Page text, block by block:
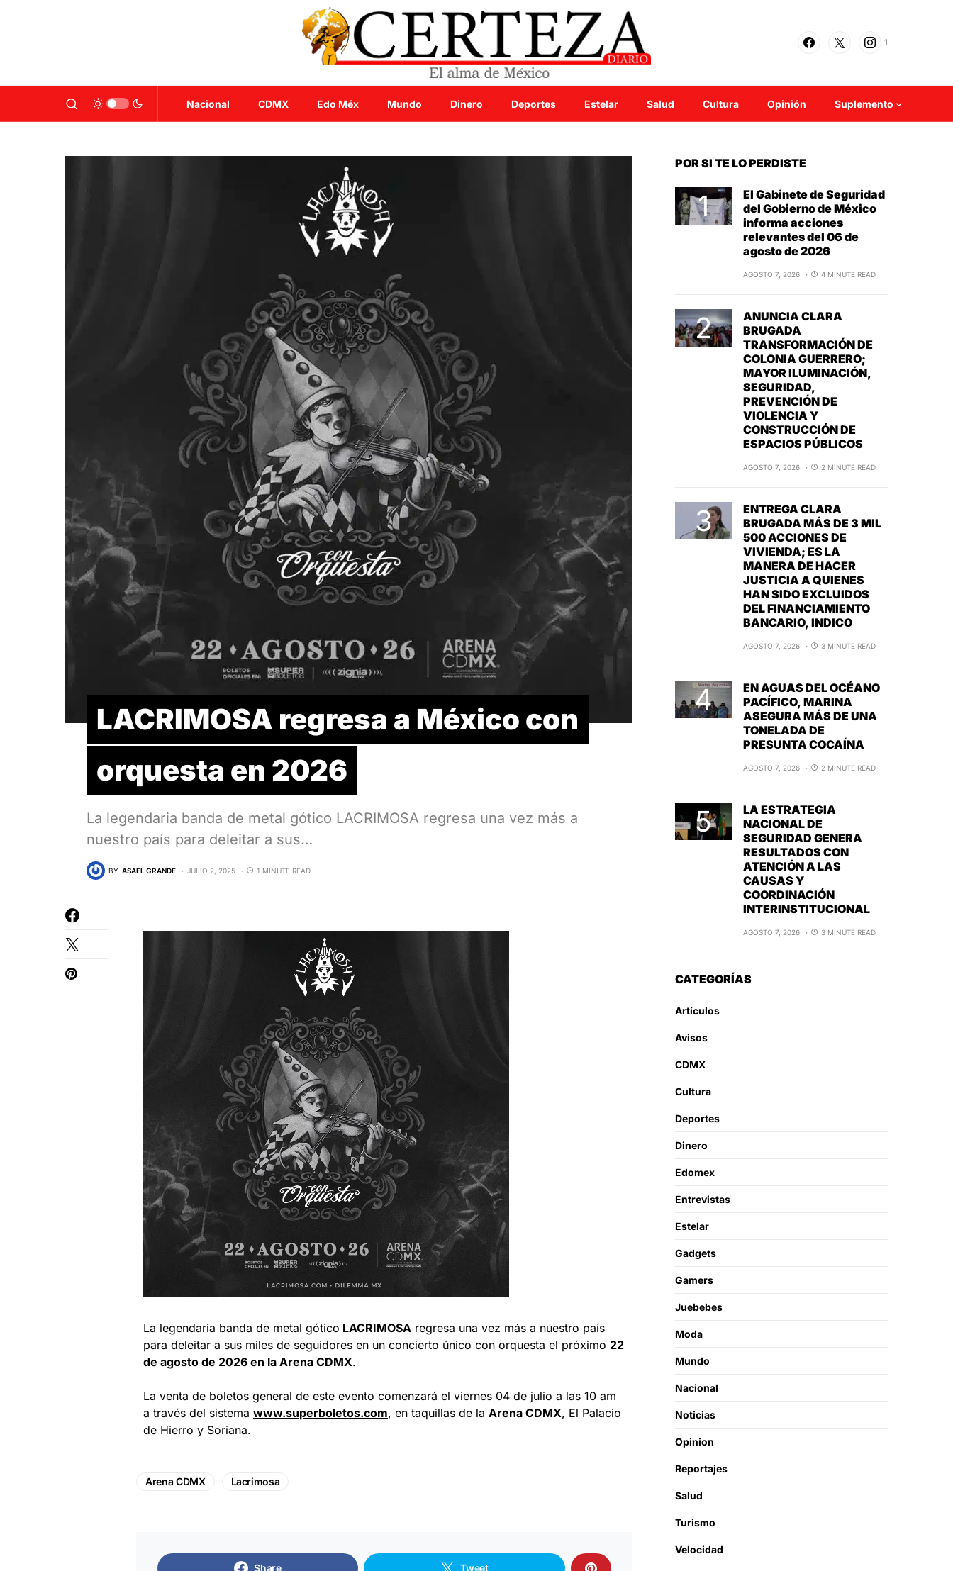
1
Nacional CDMX Edo Méx Mundo Dinero Deportes Estelar Salud Cultura Opinión Suplemento
LACRIMOSA regresa a México con
orquesta en 2026
La legendaria banda de metal gótico LACRIMOSA regresa una vez más a
nuestro país para deleitar a sus…
BY ASAEL GRANDE JULIO 2, 2025 1 MINUTE READ
La legendaria banda de metal gótico LACRIMOSA regresa una vez más a nuestro país
para deleitar a sus miles de seguidores en un concierto único con orquesta el próximo 22
de agosto de 2026 en la Arena CDMX.
La venta de boletos general de este evento comenzará el viernes 04 de julio a las 10 am
a través del sistema www.superboletos.com, en taquillas de la Arena CDMX, El Palacio
de Hierro y Soriana.
Arena CDMX Lacrimosa
Share Tweet
POR SI TE LO PERDISTE
El Gabinete de Seguridad
del Gobierno de México
informa acciones
relevantes del 06 de
agosto de 2026
AGOSTO 7, 2026 4 MINUTE READ
ANUNCIA CLARA
BRUGADA
TRANSFORMACIÓN DE
COLONIA GUERRERO;
MAYOR ILUMINACIÓN,
SEGURIDAD,
PREVENCIÓN DE
VIOLENCIA Y
CONSTRUCCIÓN DE
ESPACIOS PÚBLICOS
AGOSTO 7, 2026 2 MINUTE READ
ENTREGA CLARA
BRUGADA MÁS DE 3 MIL
500 ACCIONES DE
VIVIENDA; ES LA
MANERA DE HACER
JUSTICIA A QUIENES
HAN SIDO EXCLUIDOS
DEL FINANCIAMIENTO
BANCARIO, INDICO
AGOSTO 7, 2026 3 MINUTE READ
EN AGUAS DEL OCÉANO
PACÍFICO, MARINA
ASEGURA MÁS DE UNA
TONELADA DE
PRESUNTA COCAÍNA
AGOSTO 7, 2026 2 MINUTE READ
LA ESTRATEGIA
NACIONAL DE
SEGURIDAD GENERA
RESULTADOS CON
ATENCIÓN A LAS
CAUSAS Y
COORDINACIÓN
INTERINSTITUCIONAL
AGOSTO 7, 2026 3 MINUTE READ
CATEGORÍAS
Artículos
Avisos
CDMX
Cultura
Deportes
Dinero
Edomex
Entrevistas
Estelar
Gadgets
Gamers
Juebebes
Moda
Mundo
Nacional
Noticias
Opinion
Reportajes
Salud
Turismo
Velocidad